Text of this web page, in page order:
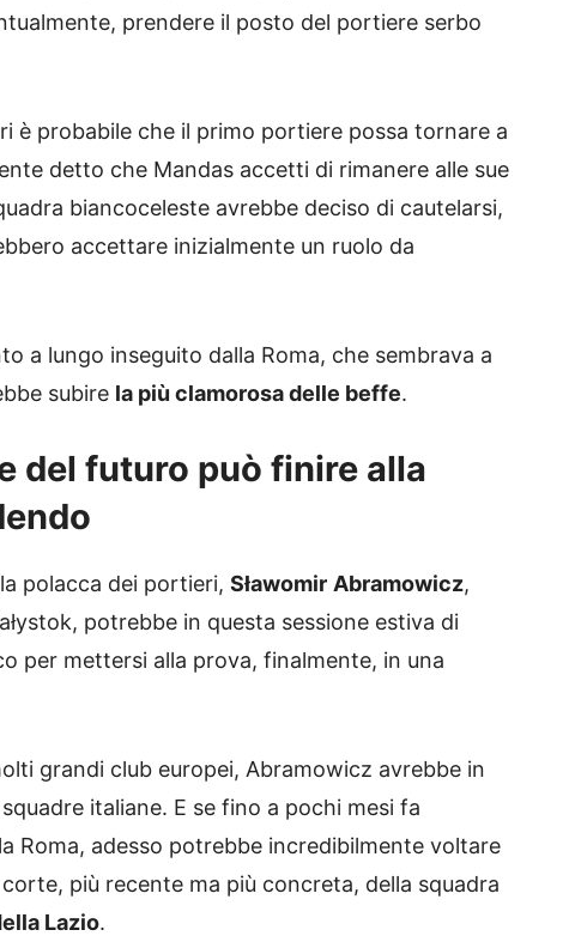
prendere il posto del portiere serbo
è probabile che il primo portiere possa tornare a
detto che Mandas accetti di rimanere alle sue
biancoceleste avrebbe deciso di cautelarsi,
accettare inizialmente un ruolo da
a lungo inseguito dalla Roma, che sembrava a
subire la più clamorosa delle beffe.
del futuro può finire alla
polacca dei portieri, Sławomir Abramowicz,
potrebbe in questa sessione estiva di
per mettersi alla prova, finalmente, in una
grandi club europei, Abramowicz avrebbe in
italiane. E se fino a pochi mesi fa
Roma, adesso potrebbe incredibilmente voltare
più recente ma più concreta, della squadra
Lazio.